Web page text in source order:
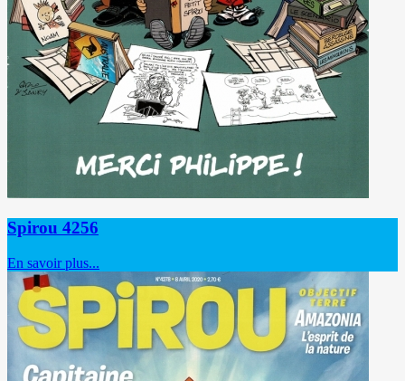
Spirou 4256
En savoir plus...